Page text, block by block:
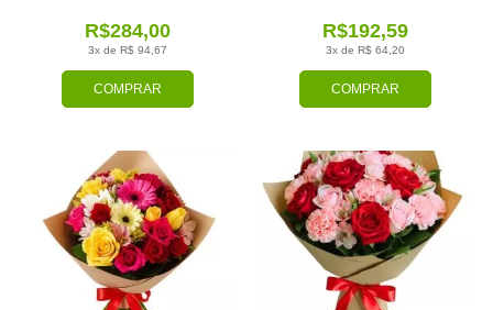
COMPRAR
3x de R$ 94,67
R$284,00
COMPRAR
3x de R$ 64,20
R$192,59